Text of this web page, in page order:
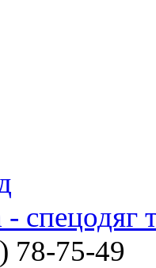
78-75-49